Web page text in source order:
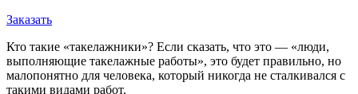
Заказать
Кто такие «такелажники»? Если сказать, что это — «люди,
выполняющие такелажные работы», это будет правильно, но
малопонятно для человека, который никогда не сталкивался с
такими видами работ.